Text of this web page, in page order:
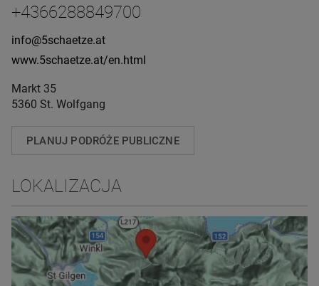
+4366288849700
info@5schaetze.at
www.5schaetze.at/en.html
Markt 35
5360 St. Wolfgang
PLANUJ PODRÓŻE PUBLICZNE
LOKALIZACJA